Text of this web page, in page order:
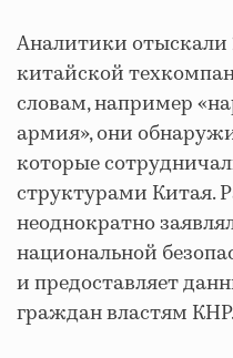
Аналитики отыскали
китайской
словам, например
армия», они
которые
структурами Китая.
неоднократно
национальной
и предоставляет
граждан властям